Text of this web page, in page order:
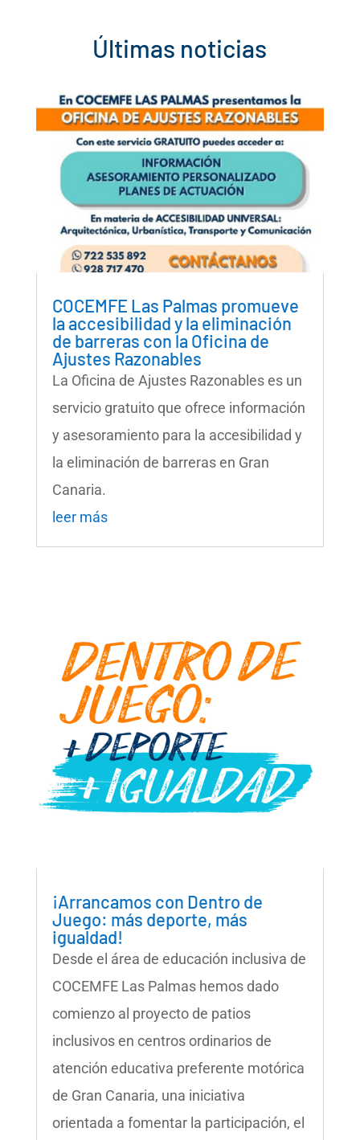
Últimas noticias
COCEMFE Las Palmas promueve
la accesibilidad y la eliminación
de barreras con la Oficina de
Ajustes Razonables
La Oficina de Ajustes Razonables es un
servicio gratuito que ofrece información
y asesoramiento para la accesibilidad y
la eliminación de barreras en Gran
Canaria.
leer más
¡Arrancamos con Dentro de
Juego: más deporte, más
igualdad!
Desde el área de educación inclusiva de
COCEMFE Las Palmas hemos dado
comienzo al proyecto de patios
inclusivos en centros ordinarios de
atención educativa preferente motórica
de Gran Canaria, una iniciativa
orientada a fomentar la participación, el